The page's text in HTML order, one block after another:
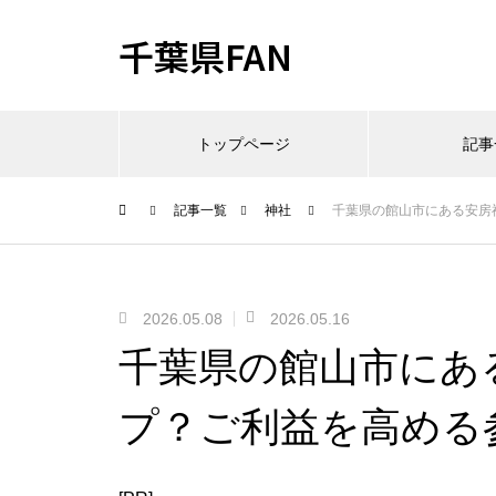
千葉県FAN
トップページ 記
記事一覧 神社 千葉県の館山市にある安
2026.05.08 2026.05.16
千葉県の館山市にあ
プ？ご利益を高める